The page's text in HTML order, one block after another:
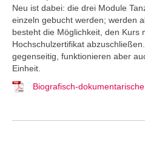
Neu ist dabei: die drei Module
einzeln gebucht werden; werden
besteht die Möglichkeit, den Kurs
Hochschulzertifikat
gegenseitig, funktionieren aber
Einheit.
Biografisch-